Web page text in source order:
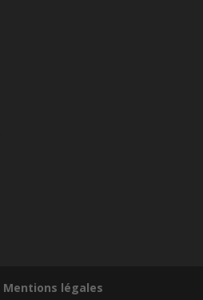
Mentions légales